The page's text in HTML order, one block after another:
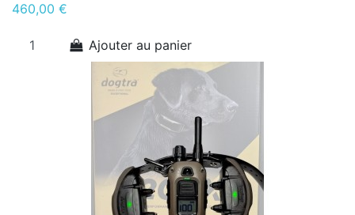
460,00 €
Ajouter au panier